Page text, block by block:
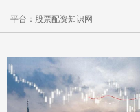
平台：股票配资知识网